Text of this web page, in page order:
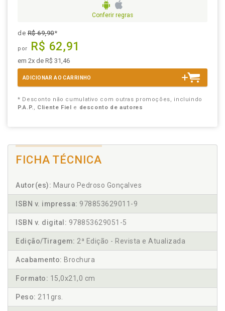
Conferir regras
deR$ 69,90*
por R$ 62,91
em 2x de R$ 31,46
ADICIONAR AO CARRINHO
* Desconto não cumulativo com outras promoções, incluindo
P.A.P., Cliente Fiel e desconto de autores
FICHA TÉCNICA
Autor(es): Mauro Pedroso Gonçalves
ISBN v. impressa: 978853629011-9
ISBN v. digital: 978853629051-5
Edição/Tiragem: 2ª Edição - Revista e Atualizada
Acabamento: Brochura
Formato: 15,0x21,0 cm
Peso: 211grs.